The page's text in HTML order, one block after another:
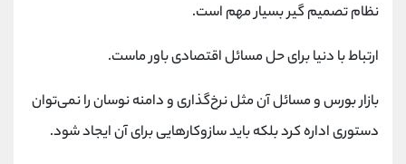
نظام تصمیم گیر بسیار مهم است.
ارتباط با دنیا برای حل مسائل اقتصادی باور ماست.
بازار بورس و مسائل آن مثل نرخ‌گذاری و دامنه نوسان را نمی‌توان
دستوری اداره کرد بلکه باید سازوکارهایی برای آن ایجاد شود.